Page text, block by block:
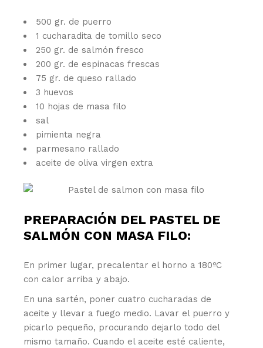
500 gr. de puerro
1 cucharadita de tomillo seco
250 gr. de salmón fresco
200 gr. de espinacas frescas
75 gr. de queso rallado
3 huevos
10 hojas de masa filo
sal
pimienta negra
parmesano rallado
aceite de oliva virgen extra
PREPARACIÓN DEL PASTEL DE
SALMÓN CON MASA FILO:
En primer lugar, precalentar el horno a 180ºC
con calor arriba y abajo.
En una sartén, poner cuatro cucharadas de
aceite y llevar a fuego medio. Lavar el puerro y
picarlo pequeño, procurando dejarlo todo del
mismo tamaño. Cuando el aceite esté caliente,